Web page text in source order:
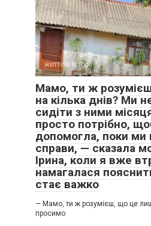
життєві історії
Мамо, ти ж
на кілька днів? Ми
сидіти з ними
просто потрібно,
допомогла, поки ми
справи, — сказала
Ірина, коли я вже
намагалася
стає важко
— Мамо, ти ж розумієш, що це
просимо